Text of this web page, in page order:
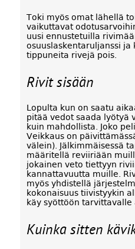
Toki myös omat lähellä
vaikuttavat
uusi ennustetuilla
osuuslaskentaruljanssi ja
tippuneita rivejä pois.
Rivit sisään
Lopulta kun on saatu
pitää vedot saada lyötyä
kuin mahdollista. Joko
Veikkaus on
välein). Jälkimmäisessä
määritellä reviiriään
jokainen veto tiettyyn
kannattavuutta muille.
myös yhdistellä
kokonaisuus tiivistyykin
käy syöttöön tarvittavalle
Kuinka sitten